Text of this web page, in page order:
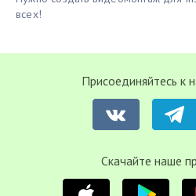
всех!
Присоединяйтесь к
Cкачайте наше